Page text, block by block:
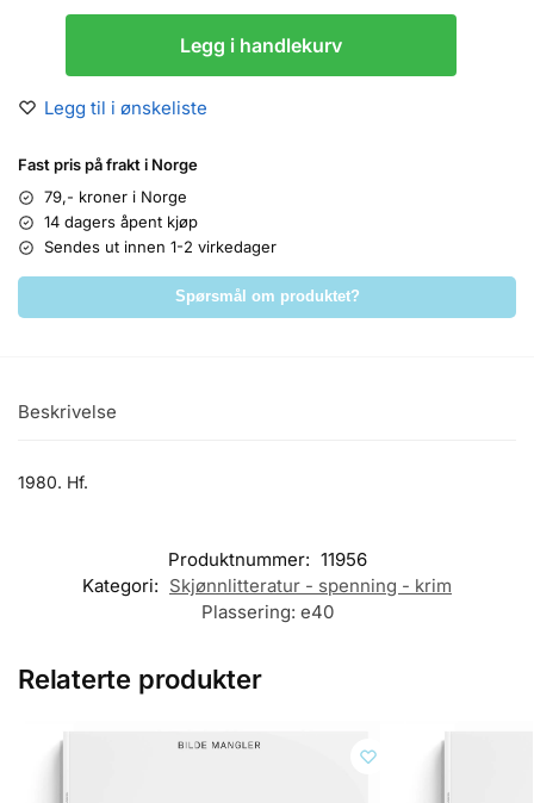
Legg i handlekurv
Legg til i ønskeliste
Fast pris på frakt i Norge
79,- kroner i Norge
14 dagers åpent kjøp
Sendes ut innen 1-2 virkedager
Spørsmål om produktet?
Beskrivelse
1980. Hf.
Produktnummer: 11956
Kategori: Skjønnlitteratur - spenning - krim
Plassering: e40
Relaterte produkter